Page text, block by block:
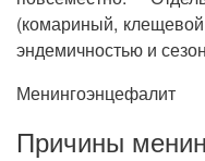
(комариный,
эндемичностью и
Менингоэнцефалит
Причины